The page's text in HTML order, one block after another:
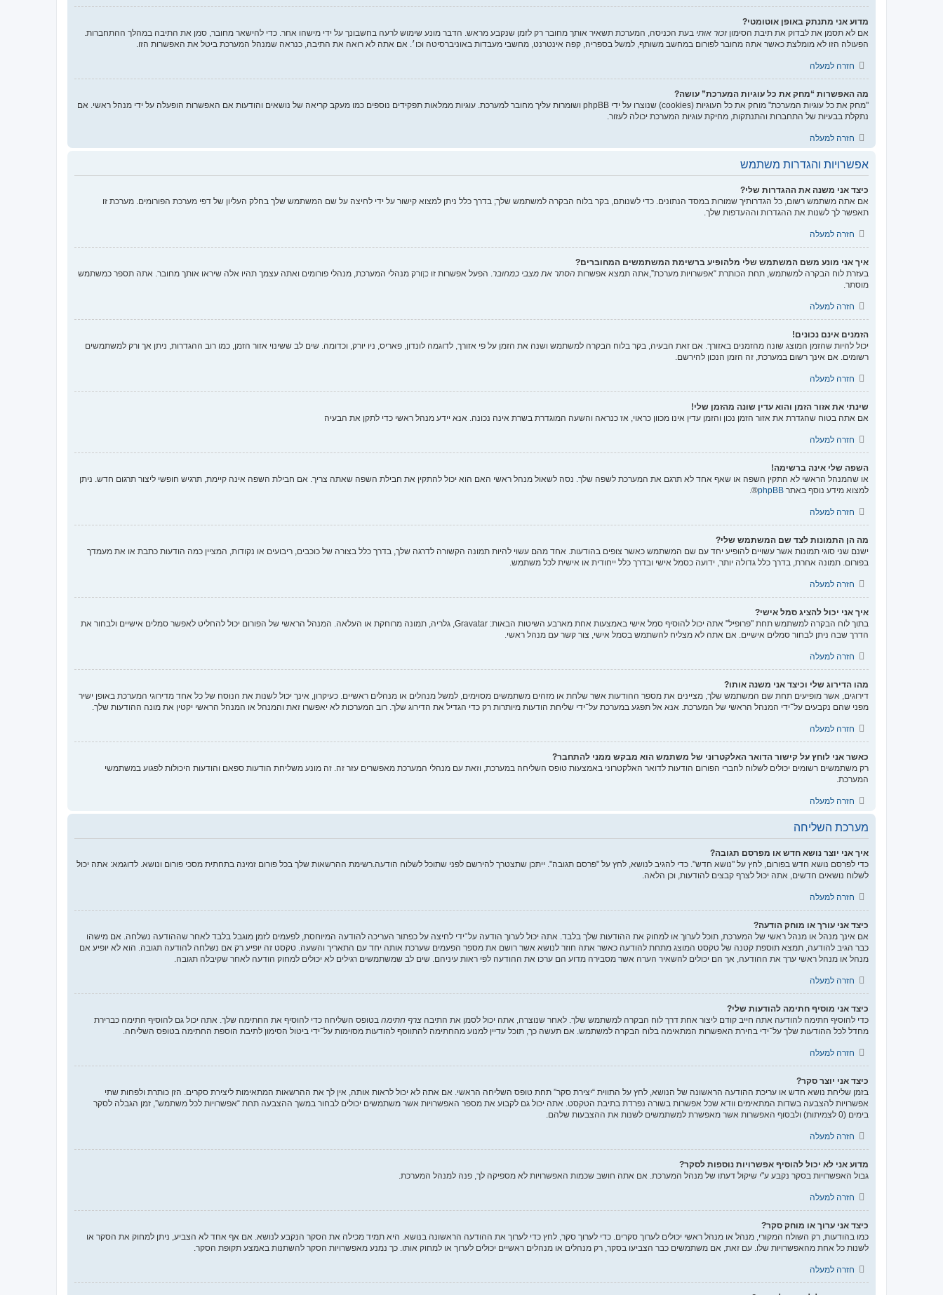
מדוע אני מתנתק באופן אוטומטי?
אם לא תסמן את לבדוק את תיבת הסימוןזכור אותי בעת הכניסה, המערכת תשאיר אותך מחובר רק לזמן שנקבע מראש. הדבר מונע שימוש לרעה בחשבונך על ידי מישהו אחר. כדי להישאר מחובר, סמן את התיבה במהלך ההתחברות.
הפעולה הזו לא מומלצת כאשר אתה מחובר לפורום במחשב משותף, למשל בספריה, קפה אינטרנט, מחשבי מעבדות באוניברסיטה וכו׳. אם אתה לא רואה את התיבה, כנראה שמנהל המערכת ביטל את האפשרות הזו.
חזרה למעלה
מה האפשרות “מחק את כל עוגיות המערכת” עושה?
"מחק את כל עוגיות המערכת" מוחק את כל העוגיות (cookies) שנוצרו על ידי phpBB ושומרות עליך מחובר למערכת. עוגיות ממלאות תפקידים נוספים כמו מעקב קריאה של נושאים והודעות אם האפשרות הופעלה על ידי מנהל ראשי. אם
נתקלת בבעיות של התחברות והתנתקות, מחיקת עוגיות המערכת יכולה לעזור.
חזרה למעלה
אפשרויות והגדרות משתמש
כיצד אני משנה את ההגדרות שלי?
אם אתה משתמש רשום, כל הגדרותיך שמורות במסד הנתונים. כדי לשנותם, בקר בלוח הבקרה למשתמש שלך; בדרך כלל ניתן למצוא קישור על ידי לחיצה על שם המשתמש שלך בחלק העליון של דפי מערכת הפורומים. מערכת זו
תאפשר לך לשנות את ההגדרות וההעדפות שלך.
חזרה למעלה
איך אני מונע משם המשתמש שלי מלהופיע ברשימת המשתמשים המחוברים?
בעזרת לוח הבקרה למשתמש, תחת הכותרת “אפשרויות מערכת”,אתה תמצא אפשרות הסתר את מצבי כמחובר . הפעל אפשרות זו כןורק מנהלי המערכת, מנהלי פורומים ואתה עצמך תהיו אלה שיראו אותך מחובר. אתה תספר כמשתמש
מוסתר.
חזרה למעלה
הזמנים אינם נכונים!
יכול להיות שהזמן המוצג שונה מהזמנים באזורך. אם זאת הבעיה, בקר בלוח הבקרה למשתמש ושנה את הזמן על פי אזורך, לדוגמה לונדון, פאריס, ניו יורק, וכדומה. שים לב ששינוי אזור הזמן, כמו רוב ההגדרות, ניתן אך ורק למשתמשים
רשומים. אם אינך רשום במערכת, זה הזמן הנכון להירשם.
חזרה למעלה
שינתי את אזור הזמן והוא עדין שונה מהזמן שלי!
אם אתה בטוח שהגדרת את אזור הזמן נכון והזמן עדין אינו מכוון כראוי, אז כנראה והשעה המוגדרת בשרת אינה נכונה. אנא יידע מנהל ראשי כדי לתקן את הבעיה
חזרה למעלה
השפה שלי אינה ברשימה!
או שהמנהל הראשי לא התקין השפה או שאף אחד לא תרגם את המערכת לשפה שלך. נסה לשאול מנהל ראשי האם הוא יכול להתקין את חבילת השפה שאתה צריך. אם חבילת השפה אינה קיימת, תרגיש חופשי ליצור תרגום חדש. ניתן
למצוא מידע נוסף באתר phpBB
®.
חזרה למעלה
מה הן התמונות לצד שם המשתמש שלי?
ישנם שני סוגי תמונות אשר עשויים להופיע יחד עם שם המשתמש כאשר צופים בהודעות. אחד מהם עשוי להיות תמונה הקשורה לדרגה שלך, בדרך כלל בצורה של כוכבים, ריבועים או נקודות, המציין כמה הודעות כתבת או את מעמדך
בפורום. תמונה אחרת, בדרך כלל גדולה יותר, ידועה כסמל אישי ובדרך כלל ייחודית או אישית לכל משתמש.
חזרה למעלה
איך אני יכול להציג סמל אישי?
בתוך לוח הבקרה למשתמש תחת "פרופיל" אתה יכול להוסיף סמל אישי באמצעות אחת מארבע השיטות הבאות: Gravatar, גלריה, תמונה מרוחקת או העלאה. המנהל הראשי של הפורום יכול להחליט לאפשר סמלים אישיים ולבחור את
הדרך שבה ניתן לבחור סמלים אישיים. אם אתה לא מצליח להשתמש בסמל אישי, צור קשר עם מנהל ראשי.
חזרה למעלה
מהו הדירוג שלי וכיצד אני משנה אותו?
דירוגים, אשר מופיעים תחת שם המשתמש שלך, מציינים את מספר ההודעות אשר שלחת או מזהים משתמשים מסוימים, למשל מנהלים או מנהלים ראשיים. כעיקרון, אינך יכול לשנות את הנוסח של כל אחד מדירוגי המערכת באופן ישיר
מפני שהם נקבעים על־ידי המנהל הראשי של המערכת. אנא אל תפגע במערכת על־ידי שליחת הודעות מיותרות רק כדי הגדיל את הדירוג שלך. רוב המערכות לא יאפשרו זאת והמנהל או המנהל הראשי יקטין את מונה ההודעות שלך.
חזרה למעלה
כאשר אני לוחץ על קישור הדואר האלקטרוני של משתמש הוא מבקש ממני להתחבר?
רק משתמשים רשומים יכולים לשלוח לחברי הפורום הודעות לדואר האלקטרוני באמצעות טופס השליחה במערכת, וזאת עם מנהלי המערכת מאפשרים עזר זה. זה מונע משליחת הודעות ספאם והודעות היכולות לפגוע במשתמשי
המערכת.
חזרה למעלה
מערכת השליחה
איך אני יוצר נושא חדש או מפרסם תגובה?
כדי לפרסם נושא חדש בפורום, לחץ על "נושא חדש". כדי להגיב לנושא, לחץ על "פרסם תגובה". ייתכן שתצטרך להירשם לפני שתוכל לשלוח הודעה.רשימת ההרשאות שלך בכל פורום זמינה בתחתית מסכי פורום ונושא. לדוגמא: אתה יכול
לשלוח נושאים חדשים, אתה יכול לצרף קבצים להודעות, וכן הלאה.
חזרה למעלה
כיצד אני עורך או מוחק הודעה?
אם אינך מנהל או מנהל ראשי של המערכת, תוכל לערוך או למחוק את ההודעות שלך בלבד. אתה יכול לערוך הודעה על־ידי לחיצה על כפתור העריכה להודעה המיוחסת, לפעמים לזמן מוגבל בלבד לאחר שההודעה נשלחה. אם מישהו
כבר הגיב להודעה, תמצא תוספת קטנה של טקסט המוצג מתחת להודעה כאשר אתה חוזר לנושא אשר רושם את מספר הפעמים שערכת אותה יחד עם התאריך והשעה. טקסט זה יופיע רק אם נשלחה להודעה תגובה. הוא לא יופיע אם
מנהל או מנהל ראשי ערך את ההודעה, אך הם יכולים להשאיר הערה אשר מסבירה מדוע הם ערכו את ההודעה לפי ראות עיניהם. שים לב שמשתמשים רגילים לא יכולים למחוק הודעה לאחר שקיבלה תגובה.
חזרה למעלה
כיצד אני מוסיף חתימה להודעות שלי?
כדי להוסיף חתימה להודעה אתה חייב קודם ליצור אחת דרך לוח הבקרה למשתמש שלך. לאחר שנוצרה, אתה יכול לסמן את התיבה צרף חתימה בטופס השליחה כדי להוסיף את החתימה שלך. אתה יכול גם להוסיף חתימה כברירת
מחדל לכל ההודעות שלך על־ידי בחירת האפשרות המתאימה בלוח הבקרה למשתמש. אם תעשה כך, תוכל עדיין למנוע מהחתימה להתווסף להודעות מסוימות על־ידי ביטול הסימון לתיבת הוספת החתימה בטופס השליחה.
חזרה למעלה
כיצד אני יוצר סקר?
בזמן שליחת נושא חדש או עריכת ההודעה הראשונה של הנושא, לחץ על התווית “יצירת סקר” תחת טופס השליחה הראשי. אם אתה לא יכול לראות אותה, אין לך את ההרשאות המתאימות ליצירת סקרים. הזן כותרת ולפחות שתי
אפשרויות להצבעה בשדות המתאימים וודא שכל אפשרות בשורה נפרדת בתיבת הטקסט. אתה יכול גם לקבוע את מספר האפשרויות אשר משתמשים יכולים לבחור במשך ההצבעה תחת “אפשרויות לכל משתמש”, זמן הגבלה לסקר
בימים (0 לצמיתות) ולבסוף האפשרות אשר מאפשרת למשתמשים לשנות את ההצבעות שלהם.
חזרה למעלה
מדוע אני לא יכול להוסיף אפשרויות נוספות לסקר?
גבול האפשרויות בסקר נקבע ע"י שיקול דעתו של מנהל המערכת. אם אתה חושב שכמות האפשרויות לא מספיקה לך, פנה למנהל המערכת.
חזרה למעלה
כיצד אני ערוך או מוחק סקר?
כמו בהודעות, רק השולח המקורי, מנהל או מנהל ראשי יכולים לערוך סקרים. כדי לערוך סקר, לחץ כדי לערוך את ההודעה הראשונה בנושא. היא תמיד מכילה את הסקר הנקבע לנושא. אם אף אחד לא הצביע, ניתן למחוק את הסקר או
לשנות כל אחת מהאפשרויות שלו. עם זאת, אם משתמשים כבר הצביעו בסקר, רק מנהלים או מנהלים ראשיים יכולים לערוך או למחוק אותו. כך נמנע מאפשרויות הסקר להשתנות באמצע תקופת הסקר.
חזרה למעלה